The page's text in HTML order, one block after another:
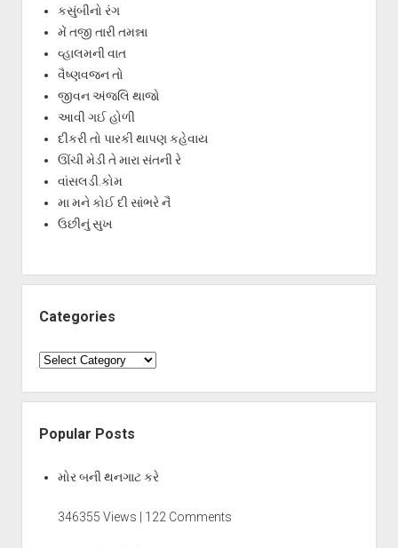
કસુંબીનો રંગ
મેં તજી તારી તમન્ના
વ્હાલમની વાત
વૈષ્ણવજન તો
જીવન અંજલિ થાજો
આવી ગઈ હોળી
દીકરી તો પારકી થાપણ કહેવાય
ઊંચી મેડી તે મારા સંતની રે
વાંસલડી.કોમ
મા મને કોઈ દી સાંભરે નૈ
ઉછીનું સુખ
Categories
Categories
Popular Posts
મોર બની થનગાટ કરે
346355 Views | 122 Comments